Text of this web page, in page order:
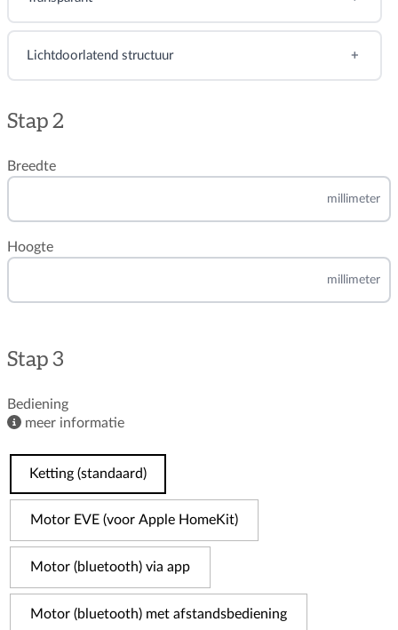
Lichtdoorlatend structuur
Stap 2
Breedte
millimeter
Hoogte
millimeter
Stap 3
Bediening
meer informatie
Ketting (standaard)
Motor EVE (voor Apple HomeKit)
Motor (bluetooth) via app
Motor (bluetooth) met afstandsbediening